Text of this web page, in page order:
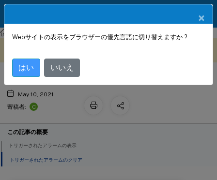
Citrix SD-WAN Citrix SD-WAN 11.4
アラームの設定
May 10, 2021
寄稿者:
C
この記事の概要
トリガーされたアラームの表示
トリガーされたアラームのクリア
×
Webサイトの表示をブラウザーの優先言語に切り替えますか ?
はい いいえ